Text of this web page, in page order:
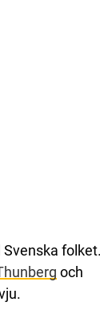
folket.
och